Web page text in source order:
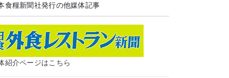
食糧新聞社発行の他媒体記事
紹介ページはこちら